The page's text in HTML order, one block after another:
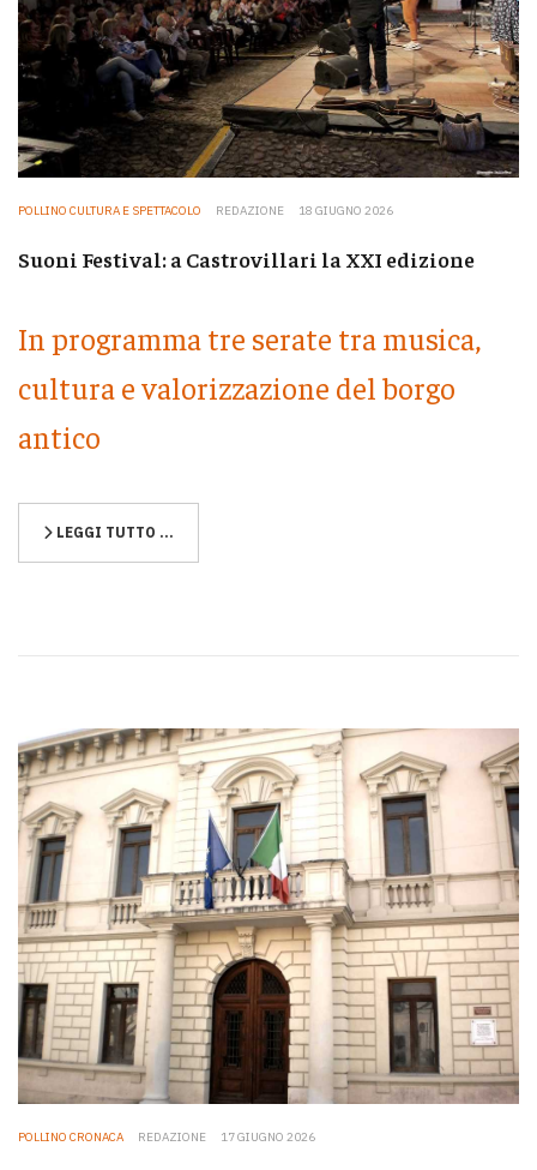
POLLINO CULTURA E SPETTACOLO REDAZIONE 18 GIUGNO 2026
Suoni Festival: a Castrovillari la XXI edizione
In programma tre serate tra musica,
cultura e valorizzazione del borgo
antico
LEGGI TUTTO …
POLLINO CRONACA REDAZIONE 17 GIUGNO 2026